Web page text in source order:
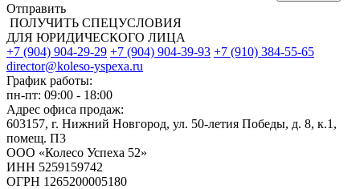
Отправить
ПОЛУЧИТЬ СПЕЦУСЛОВИЯ
ДЛЯ ЮРИДИЧЕСКОГО ЛИЦА
+7 (904) 904-29-29 +7 (904) 904-39-93 +7 (910) 384-55-65
director@koleso-yspexa.ru
График работы:
пн-пт: 09:00 - 18:00
Адрес офиса продаж:
603157, г. Нижний Новгород, ул. 50-летия Победы, д. 8, к.1,
помещ. П3
ООО «Колесо Успеха 52»
ИНН 5259159742
ОГРН 1265200005180